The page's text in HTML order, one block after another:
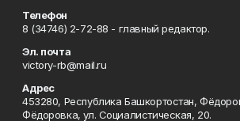
Телефон
8 (34746) 2-72-88 - главный редактор.
Эл. почта
victory-rb@mail.ru
Адрес
453280, Республика Башкортостан,
Фёдоровка, ул. Социалистическая, 20.